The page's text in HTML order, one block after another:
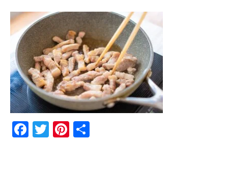
Fac
Twi
Pin